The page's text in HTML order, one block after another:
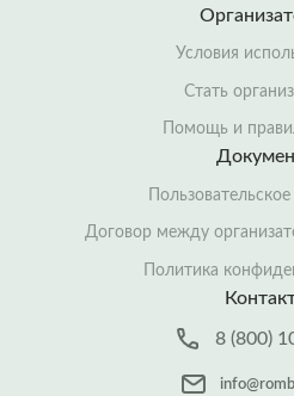
Условия
Стать
Помощь и
Договор между
Политика
8 (800)